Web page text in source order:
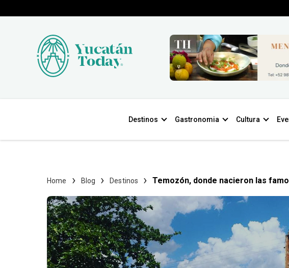
Destinos Gastronomia Cultura
Home Blog Destinos Temozón, donde nacieron las